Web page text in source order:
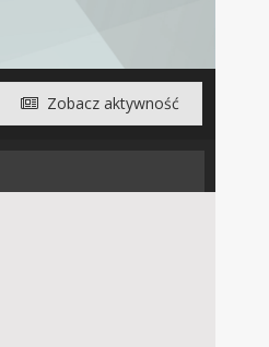
Zobacz aktywność